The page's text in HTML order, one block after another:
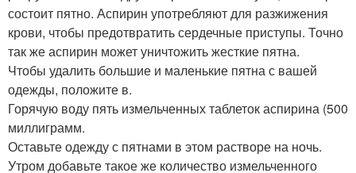
состоит пятно. Аспирин употребляют для разжижения
крови, чтобы предотвратить сердечные приступы. Точно
так же аспирин может уничтожить жесткие пятна.
Чтобы удалить большие и маленькие пятна с вашей
одежды, положите в.
Горячую воду пять измельченных таблеток аспирина (500
миллиграмм.
Оставьте одежду с пятнами в этом растворе на ночь.
Утром добавьте такое же количество измельченного